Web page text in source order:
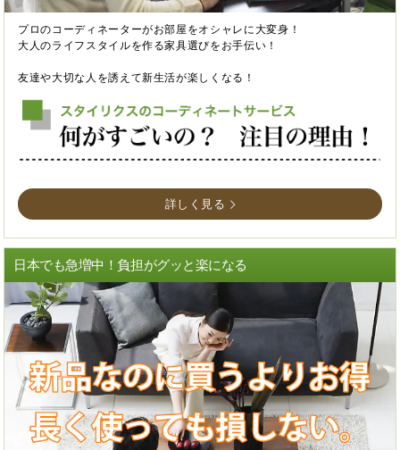
プロのコーディネーターがお部屋をオシャレに大変身！
大人のライフスタイルを作る家具選びをお手伝い！
友達や大切な人を誘えて新生活が楽しくなる！
詳しく見る
日本でも急増中！負担がグッと楽になる